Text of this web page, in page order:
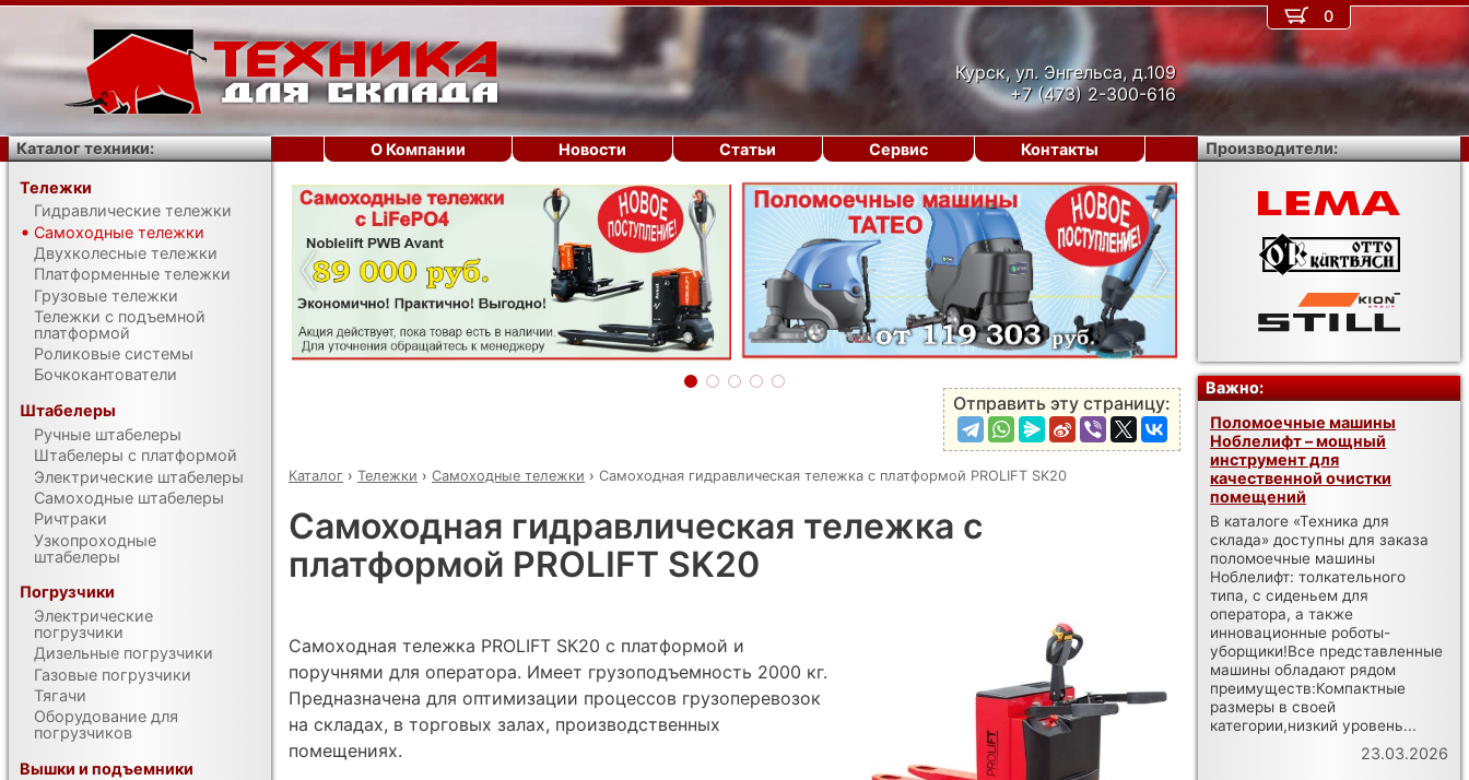
Курск, ул. Энгельса, д.109
+7 (473) 2-300-616
‹ ›
Отправить эту страницу:
Каталог › Тележки › Самоходные тележки › Самоходная гидравлическая тележка с платформой PROLIFT SK20
Самоходная гидравлическая тележка с
платформой PROLIFT SK20
Самоходная тележка PROLIFT SК20 с платформой и
поручнями для оператора. Имеет грузоподъемность 2000 кг.
Предназначена для оптимизации процессов грузоперевозок
на складах, в торговых залах, производственных
помещениях.
0
О Компании Новости Статьи Сервис Контакты
Каталог техники:
Тележки
Гидравлические тележки
Самоходные тележки
Двухколесные тележки
Платформенные тележки
Грузовые тележки
Тележки с подъемной
платформой
Роликовые системы
Бочкокантователи
Штабелеры
Ручные штабелеры
Штабелеры с платформой
Электрические штабелеры
Самоходные штабелеры
Ричтраки
Узкопроходные
штабелеры
Погрузчики
Электрические
погрузчики
Дизельные погрузчики
Газовые погрузчики
Тягачи
Оборудование для
погрузчиков
Вышки и подъемники
Производители:
Важно:
Поломоечные машины
Ноблелифт – мощный
инструмент для
качественной очистки
помещений
В каталоге «Техника для
склада» доступны для заказа
поломоечные машины
Ноблелифт: толкательного
типа, с сиденьем для
оператора, а также
инновационные роботы-
уборщики!Все представленные
машины обладают рядом
преимуществ:Компактные
размеры в своей
категории,низкий уровень...
23.03.2026